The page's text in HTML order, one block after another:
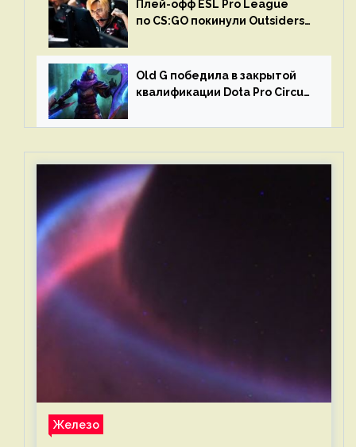
Плей-офф ESL Pro League
по CS:GO покинули Outsiders
Old G победила в закрытой
квалификации Dota Pro Circuit
Железо